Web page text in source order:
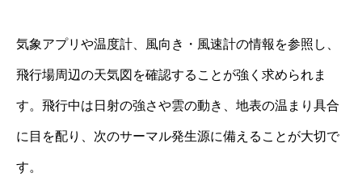
気象アプリや温度計、風向き・風速計の情報を参照し、
飛行場周辺の天気図を確認することが強く求められま
す。飛行中は日射の強さや雲の動き、地表の温まり具合
に目を配り、次のサーマル発生源に備えることが大切で
す。